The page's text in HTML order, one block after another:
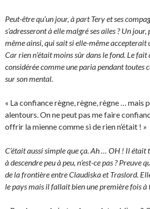
Peut-être qu’un jour, à part Tery et ses
s’adresseront à elle malgré ses ailes ? Un
même ainsi, qui sait si elle-même accepterait
Car rien n’était moins sûr dans le fond. Le fait
considérée comme une paria pendant toutes
sur son mental.
« La confiance règne, règne, règne … mais
alentours. On ne peut pas me faire
offrir la mienne comme si de rien n’était ! »
C’était aussi simple que ça. Ah … OH ! Il était
à descendre peu à peu, n’est-ce pas ? Preuve
de la frontière entre Claudiska et Traslord.
le pays mais il fallait bien une première fois à